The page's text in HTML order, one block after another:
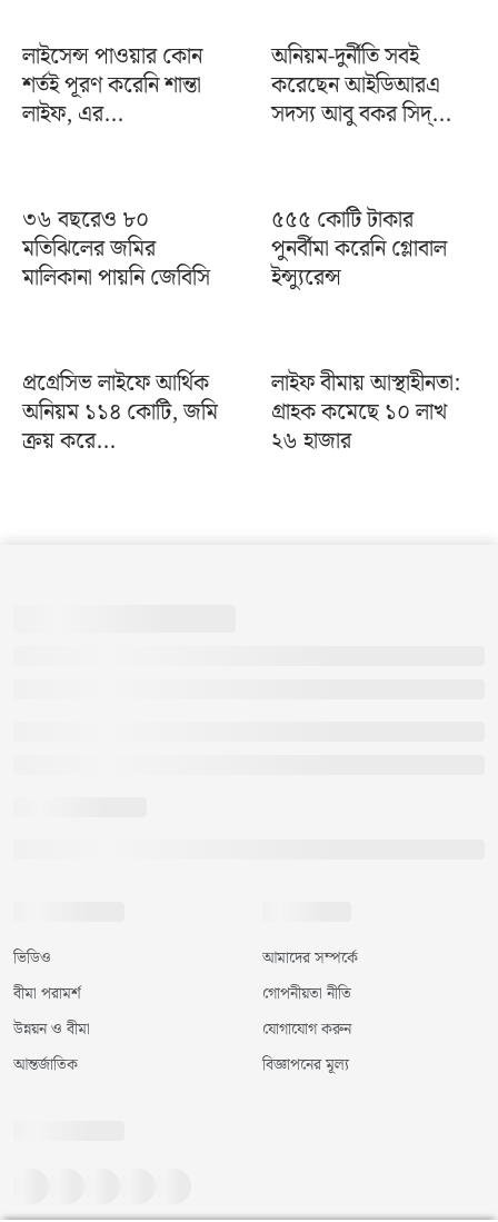
লাইসেন্স পাওয়ার কোন
শর্তই পূরণ করেনি শান্তা
লাইফ, এর...
অনিয়ম-দুর্নীতি সবই
করেছেন আইডিআরএ
সদস্য আবু বকর সিদ্...
৩৬ বছরেও ৮০
মতিঝিলের জমির
মালিকানা পায়নি জেবিসি
৫৫৫ কোটি টাকার
পুনর্বীমা করেনি গ্লোবাল
ইন্স্যুরেন্স
প্রগ্রেসিভ লাইফে আর্থিক
অনিয়ম ১১৪ কোটি, জমি
ক্রয় করে...
লাইফ বীমায় আস্থাহীনতা:
গ্রাহক কমেছে ১০ লাখ
২৬ হাজার
ভিডিও
বীমা পরামর্শ
উন্নয়ন ও বীমা
আন্তর্জাতিক
আমাদের সম্পর্কে
গোপনীয়তা নীতি
যোগাযোগ করুন
বিজ্ঞাপনের মূল্য